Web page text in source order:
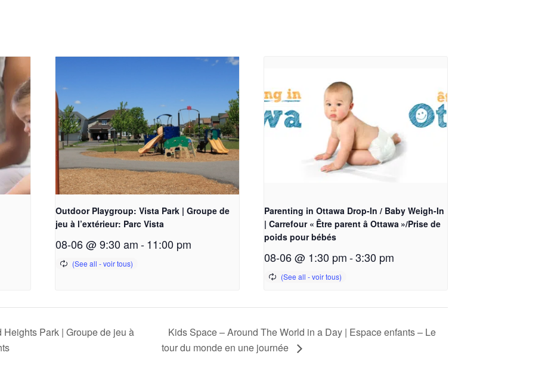
Outdoor Playgroup: Vista Park | Groupe de
jeu à l’extérieur: Parc Vista
08-06 @ 9:30 am -11:00 pm
Parenting in Ottawa Drop-In / Baby Weigh-In
| Carrefour « Être parent â Ottawa »/Prise de
poids pour bébés
08-06 @ 1:30 pm-3:30 pm
Park | Groupe de jeu à
Kids Space – Around The World in a Day | Espace enfants – Le
tour du monde en une journée